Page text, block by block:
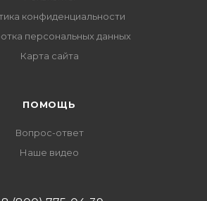
конфиденциальности
персональных данных
Карта сайта
ПОМОЩЬ
Вопрос-ответ
Наше видео